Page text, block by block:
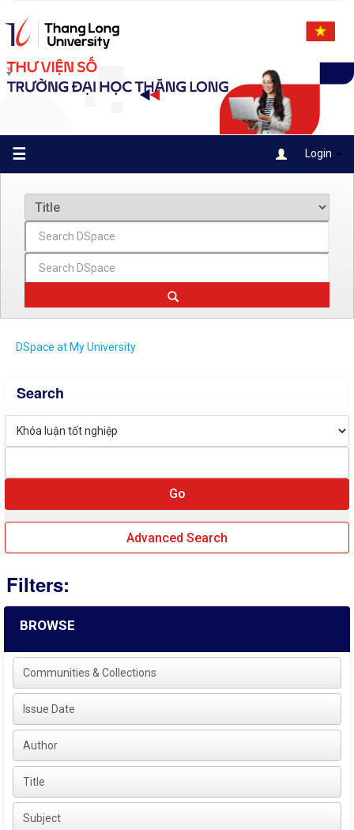
navigation
☰ Login
DSpace at My University
Search
Advanced Search
Filters:
BROWSE
Communities & Collections
Issue Date
Author
Title
Subject